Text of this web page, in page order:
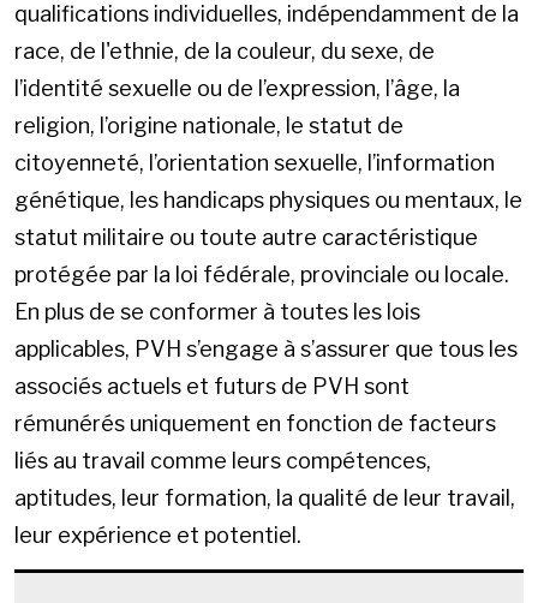
qualifications individuelles, indépendamment de la
race, de l'ethnie, de la couleur, du sexe, de
l’identité sexuelle ou de l’expression, l’âge, la
religion, l’origine nationale, le statut de
citoyenneté, l’orientation sexuelle, l’information
génétique, les handicaps physiques ou mentaux, le
statut militaire ou toute autre caractéristique
protégée par la loi fédérale, provinciale ou locale.
En plus de se conformer à toutes les lois
applicables, PVH s’engage à s’assurer que tous les
associés actuels et futurs de PVH sont
rémunérés uniquement en fonction de facteurs
liés au travail comme leurs compétences,
aptitudes, leur formation, la qualité de leur travail,
leur expérience et potentiel.